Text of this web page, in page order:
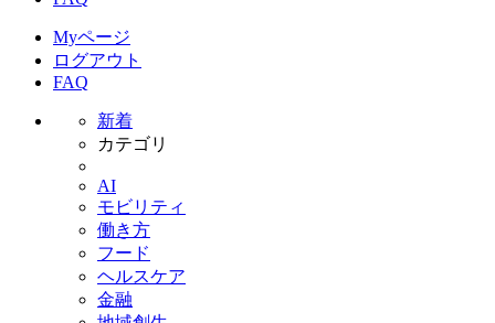
Myページ
ログアウト
FAQ
新着
カテゴリ
AI
モビリティ
働き方
フード
ヘルスケア
金融